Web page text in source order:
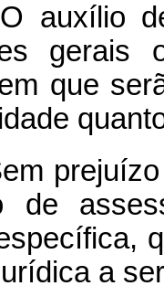
auxílio
gerais
que
de
a